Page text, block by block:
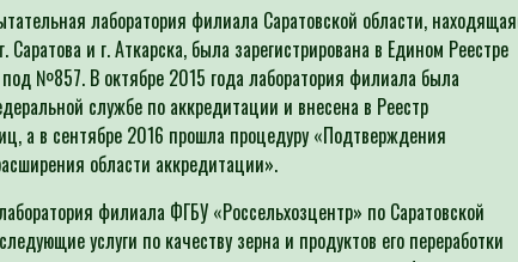
лаборатория филиала Саратовской области,
Саратова и г. Аткарска, была зарегистрирована в Едином Реестре
№857. В октябре 2015 года лаборатория филиала была
службе по аккредитации и внесена в Реестр
а в сентябре 2016 прошла процедуру «Подтверждения
области аккредитации».
филиала ФГБУ «Россельхозцентр» по Саратовской
услуги по качеству зерна и продуктов его переработки